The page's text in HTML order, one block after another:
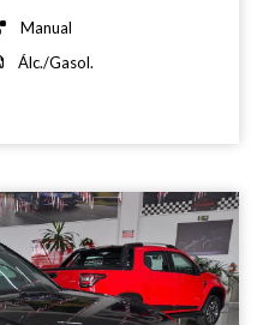
Manual
Álc./Gasol.